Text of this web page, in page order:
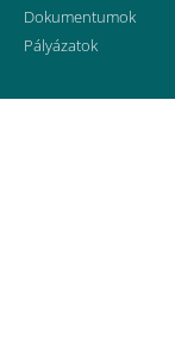
Dokumentumok
Pályázatok